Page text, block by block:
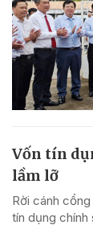
Vốn tín
lầm lỡ
Rời cánh
tín dụng chính